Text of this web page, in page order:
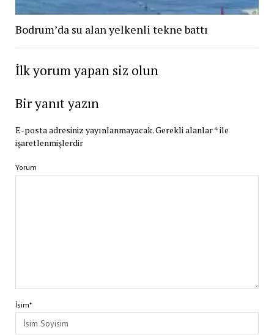
Bodrum’da su alan yelkenli tekne battı
İlk yorum yapan siz olun
Bir yanıt yazın
E-posta adresiniz yayınlanmayacak.Gerekli alanlar*ile
işaretlenmişlerdir
Yorum
İsim*